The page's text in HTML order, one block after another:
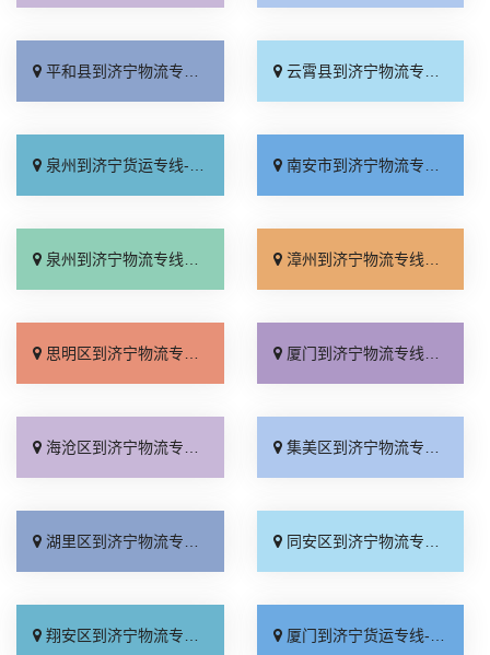
平和县到济宁物流专线_托运省心「运费多少」 云霄县到济宁物流专线_多少公里「计费标准」
泉州到济宁货运专线-泉州到济宁物流公司_合同承运「资质齐全」 南安市到济宁物流专线_整车配货「限时必达」
泉州到济宁物流专线_定点发车「要几天到」 漳州到济宁物流专线_专线直达「专业可靠」
思明区到济宁物流专线_送货上门「一站式托运」 厦门到济宁物流专线_全程无虑「高速快运」
海沧区到济宁物流专线_资质齐全「多少公里」 集美区到济宁物流专线_多久能到「多少一吨」
湖里区到济宁物流专线_准时到货「高效运输」 同安区到济宁物流专线_市县闪送「上门提货」
翔安区到济宁物流专线_定点发车「天天发车」 厦门到济宁货运专线-厦门到济宁物流公司_要几天到「快运直达」